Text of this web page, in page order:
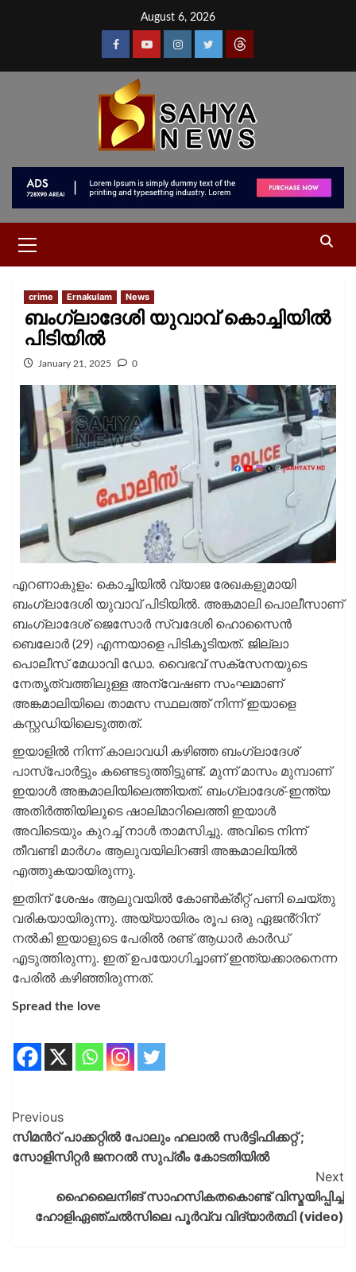
August 6, 2026
crime Ernakulam News
ബംഗ്ലാദേശി യുവാവ് കൊച്ചിയില്‍
പിടിയിൽ
January 21, 2025 0
എറണാകുളം: കൊച്ചിയിൽ വ്യാജ രേഖകളുമായി
ബംഗ്ലാദേശി യുവാവ് പിടിയിൽ. അങ്കമാലി പൊലീസാണ്
ബംഗ്ലാദേശ് ജെസോർ സ്വദേശി ഹൊസൈൻ
ബെലോര്‍ (29) എന്നയാളെ പിടികൂടിയത്. ജില്ലാ
പൊലീസ് മേധാവി ഡോ. വൈഭവ് സക്സേനയുടെ
നേതൃത്വത്തിലുള്ള അന്വേഷണ സംഘമാണ്
അങ്കമാലിയിലെ താമസ സ്ഥലത്ത് നിന്ന് ഇയാളെ
കസ്റ്റഡിയിലെടുത്തത്.
ഇയാളിൽ നിന്ന് കാലാവധി കഴിഞ്ഞ ബംഗ്ലാദേശ്
പാസ്പോർട്ടും കണ്ടെടുത്തിട്ടുണ്ട്. മുന്ന് മാസം മുമ്പാണ്
ഇയാൾ അങ്കമാലിയിലെത്തിയത്. ബംഗ്ലാദേശ്-ഇന്ത്യ
അതിർത്തിയിലൂടെ ഷാലിമാറിലെത്തി ഇയാൾ
അവിടെയും കുറച്ച് നാൾ താമസിച്ചു. അവിടെ നിന്ന്
തീവണ്ടി മാർഗം ആലുവയിലിറങ്ങി അങ്കമാലിയിൽ
എത്തുകയായിരുന്നു.
ഇതിന് ശേഷം ആലുവയിൽ കോൺക്രീറ്റ് പണി ചെയ്‌തു
വരികയായിരുന്നു. അയ്യായിരം രൂപ ഒരു ഏജൻ്റിന്
നൽകി ഇയാളുടെ പേരിൽ രണ്ട് ആധാർ കാർഡ്
എടുത്തിരുന്നു. ഇത് ഉപയോഗിച്ചാണ് ഇന്ത്യക്കാരനെന്ന
പേരിൽ കഴിഞ്ഞിരുന്നത്.
Spread the love
Previous
സിമന്‍റ് പാക്കറ്റില്‍ പോലും ഹലാല്‍ സര്‍ട്ടിഫിക്കറ്റ് ;
സോളിസിറ്റര്‍ ജനറല്‍ സുപ്രീം കോടതിയില്‍
Next
ഹൈലൈനിങ് സാഹസികതകൊണ്ട് വിസ്മയിപ്പിച്ച്‌
ഹോളിഏഞ്ചൽസിലെ പൂർവ്വ വിദ്യാർത്ഥി (video)